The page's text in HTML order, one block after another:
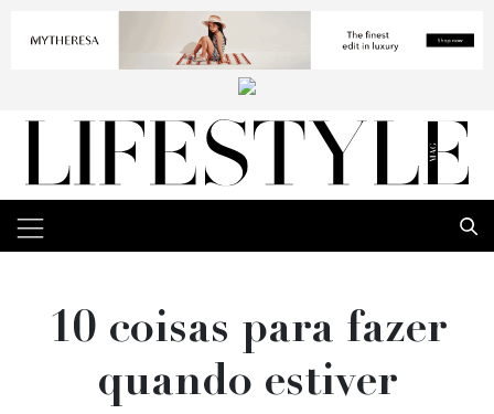
10 coisas para fazer
quando estiver